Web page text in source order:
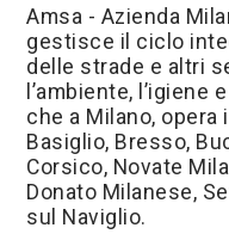
Amsa - Azienda
gestisce il ciclo
delle strade e altri
l’ambiente, l’igiene
che a Milano,
Basiglio, Bresso,
Corsico, Novate
Donato Milanese,
sul Naviglio.